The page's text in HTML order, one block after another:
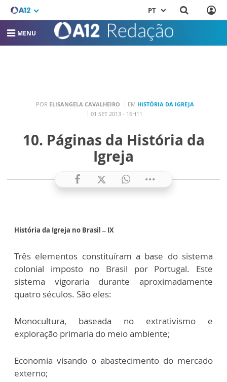
PT
MENU
POR ELISANGELA CAVALHEIRO EM HISTÓRIA DA IGREJA
01 SET 2013 - 16H11
10. Páginas da História da
Igreja
História da Igreja no Brasil – IX
Três elementos constituíram a base do sistema
colonial imposto no Brasil por Portugal. Este
sistema vigoraria durante aproximadamente
quatro séculos. São eles:
Monocultura, baseada no extrativismo e
exploração primaria do meio ambiente;
Economia visando o abastecimento do mercado
externo;